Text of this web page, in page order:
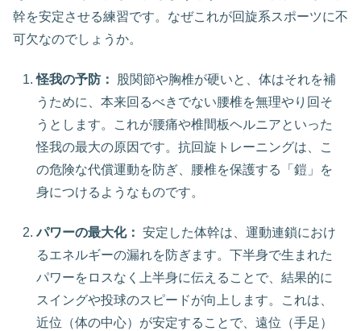
幹を安定させる練習です。なぜこれが回旋系スポーツに不
可欠なのでしょうか。
怪我の予防：
股関節や胸椎が硬いと、体はそれを補
うために、本来回るべきでない腰椎を無理やり回そ
うとします。これが腰痛や椎間板ヘルニアといった
怪我の最大の原因です。抗回旋トレーニングは、こ
の危険な代償運動を防ぎ、腰椎を保護する「鎧」を
身につけるようなものです。
パワーの最大化： 安定した体幹は、運動連鎖におけ
るエネルギーの漏れを防ぎます。下半身で生まれた
パワーをロスなく上半身に伝えることで、結果的に
スイングや投球のスピードが向上します。これは、
近位（体の中心）が安定することで、遠位（手足）